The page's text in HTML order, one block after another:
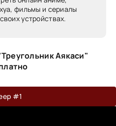
фильмы и сериалы
устройствах.
Аякаси"
#1